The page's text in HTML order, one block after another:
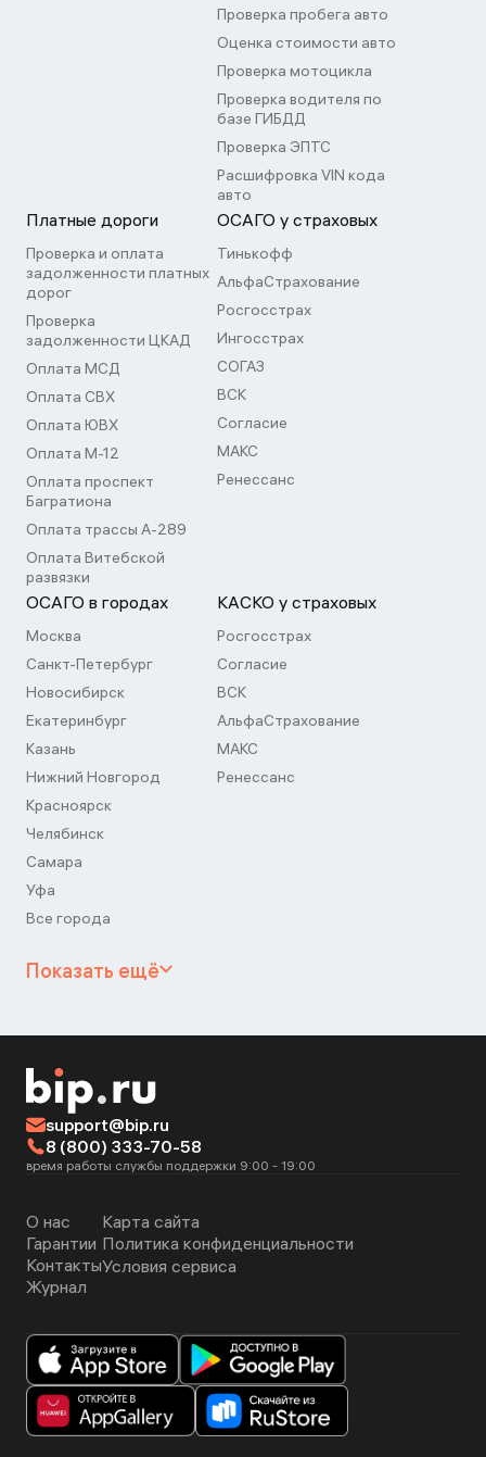
Проверка пробега авто
Оценка стоимости авто
Проверка мотоцикла
Проверка водителя по
базе ГИБДД
Проверка ЭПТС
Расшифровка VIN кода
авто
Платные дороги
Проверка и оплата
задолженности платных
дорог
Проверка
задолженности ЦКАД
Оплата МСД
Оплата СВХ
Оплата ЮВХ
Оплата М-12
Оплата проспект
Багратиона
Оплата трассы А-289
Оплата Витебской
развязки
ОСАГО у страховых
Тинькофф
АльфаСтрахование
Росгосстрах
Ингосстрах
СОГАЗ
ВСК
Согласие
МАКС
Ренессанс
ОСАГО в городах
Москва
Санкт-Петербург
Новосибирск
Екатеринбург
Казань
Нижний Новгород
Красноярск
Челябинск
Самара
Уфа
Все города
КАСКО у страховых
Росгосстрах
Согласие
ВСК
АльфаСтрахование
МАКС
Ренессанс
Показать ещё
support@bip.ru
8 (800) 333-70-58
время работы службы поддержки 9:00 - 19:00
О нас
Гарантии
Контакты
Журнал
Карта сайта
Политика конфиденциальности
Условия сервиса